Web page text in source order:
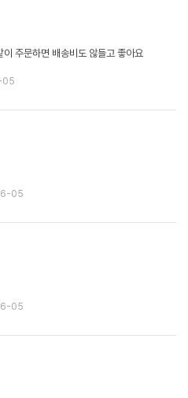
주문하면 배송비도 않들고 좋아요
05
05
05